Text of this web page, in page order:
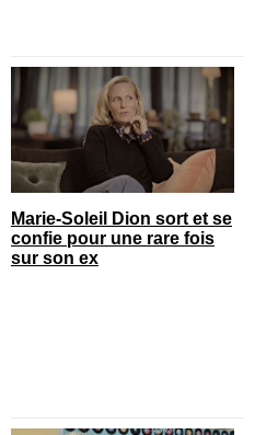
Marie-Soleil Dion sort et se
confie pour une rare fois
sur son ex